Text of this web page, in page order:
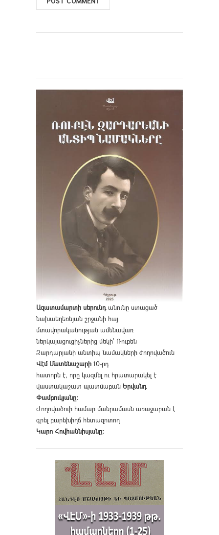
Ազատամարտի սերունդանունը ստացած
նախաեղեռնյան շրջանի հայ
մտավորականության ամենավառ
ներկայացուցիչներից մեկի՝ Ռուբեն
Զարդարյանի անտիպ նամակների ժողովածուն
Վէմ Մատենաշարի 10-րդ
հատորն է, որը կազմել ու հրատարակել է
վաստակաշատ պատմաբան Երվանդ
Փամբուկյանը։
Ժողովածուի համար մանրամասն առաջաբան է
գրել բարեխիղճ հետազոտող
Կարո Հովհաննիսյանը։